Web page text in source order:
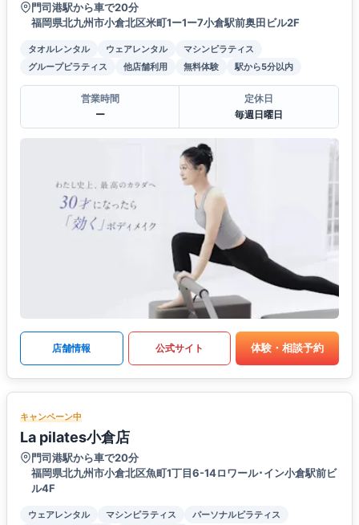
門司港駅から車で20分
福岡県北九州市小倉北区米町1ー1ー7小倉駅前奥田ビル2F
タオルレンタル ウェアレンタル
マシンピラティス
グループピラティス
他店舗利用 無料体験 駅から5分以内
営業時間
ー
定休日
毎週日曜日
店舗情報 公式サイト 体験・相談予約
キャンペーン中
La pilates小倉店
門司港駅から車で20分
福岡県北九州市小倉北区魚町1丁目6-14ロワール･イン小倉駅前ビ
ル4F
ウェアレンタル マシンピラティス
パーソナルピラティス